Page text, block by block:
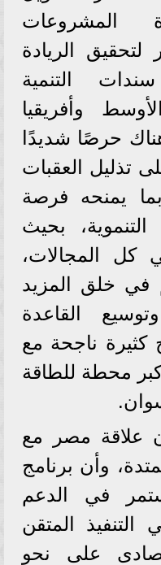
المشروعات
لتحقيق الريادة
التنمية
وأفريقيا
حرصًا شديدًا
تذليل العقبات
يمنحه فرصة
بحيث
كل المجالات،
في خلق المزيد
القاعدة
كثيرة ناجحة مع
محطة للطاقة
علاقة مصر مع
وأن برنامج
في الدعم
التنفيذ المتقن
على نحو